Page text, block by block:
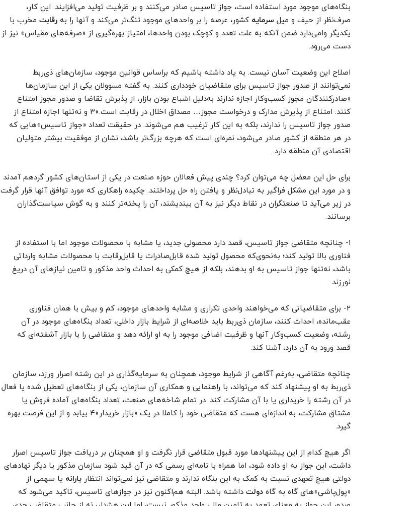
بنگاه‌های موجود مورد استفاده است، جواز تاسیس صادر می‌کنند و بر ظرفیت تولید می‌افزایند. این کار،
صرف‌نظر از حیف و میل سرمایه کشور، عرصه را بر واحدهای موجود تنگ‌تر می‌کند و آنها را به رقابت مخرب با
یکدیگر وامی‌دارد ضمن آنکه به علت تعدد و کوچک بودن واحدها، امتیاز بهره‌گیری از «صرفه‌های مقیاس» نیز از
دست می‌رود.
اصلاح این وضعیت آسان نیست. به یاد داشته باشیم که براساس قوانین موجود، سازمان‌های ذی‌ربط
نمی‌توانند از صدور جواز تاسیس برای متقاضیان خودداری کنند. به گفته مسوولان یکی از این سازمان‌ها
«صادرکنندگان مجوز کسب‌و‌کار اجازه ندارند به‌دلیل اشباع بودن بازار، از پذیرش تقاضا و صدور مجوز امتناع
کنند. امتناع از پذیرش مدارک و درخواست مجوز… مصداق اخلال در رقابت است.»۳ و نه‌تنها اجازه امتناع از
صدور جواز تاسیس را ندارند، بلکه به این کار ترغیب هم می‌شوند. در حقیقت تعداد «جواز تاسیس»‌هایی که
در هر منطقه از کشور صادر می‌شود، نمره‌ای است که هرچه بزرگ‌تر باشد، نشان از موفقیت بیشتر متولیان
اقتصادی آن منطقه دارد.
برای حل این معضل چه می‌توان کرد؟ چندی پیش فعالان حوزه صنعت در یکی از استان‌های کشور گردهم آمدند
و در مورد این مشکل فراگیر به تبادل‌نظر و یافتن راه حل پرداختند. چکیده راهکاری که مورد توافق آنها قرار گرفت
در زیر می‌آید تا صنعتگران در نقاط دیگر نیز به آن بیندیشند، آن را پخته‌تر کنند و به گوش سیاست‌گذاران
برسانند.
۱- چنانچه متقاضی جواز تاسیس، قصد دارد محصولی جدید، یا مشابه با محصولات موجود اما با استفاده از
فناوری بالا تولید کند؛ به‌نحوی‌که محصول تولید شده قابل‌صادرات یا قابل‌رقابت با محصولات مشابه وارداتی
باشد، نه‌تنها جواز تاسیس به او بدهند، بلکه از هیچ کمکی به احداث واحد مذکور و تامین نیازهای آن دریغ
نورزند.
۲- برای متقاضیانی که می‌خواهند واحدی تکراری و مشابه واحدهای موجود، کم و بیش با همان فناوری
عقب‌مانده، احداث کنند، سازمان ذی‌ربط باید خلاصه‌ای از شرایط بازار داخلی، تعداد بنگاه‌های موجود در آن
رشته، وضعیت کسب‌و‌کار آنها و ظرفیت اضافی موجود را به او ارائه دهد و متقاضی را با بازار آشفته‌ای که
قصد ورود به آن دارد، آشنا کند.
چنانچه متقاضی، به‌رغم آگاهی از شرایط موجود، همچنان به سرمایه‌گذاری در این رشته اصرار ورزد، سازمان
ذی‌ربط به او پیشنهاد کند که می‌تواند، با راهنمایی و همکاری آن سازمان، یکی از بنگاه‌های تعطیل شده یا فعال
در آن رشته را خریداری یا با آن مشارکت کند. در تمام شاخه‌های صنعت، تعداد بنگاه‌های آماده فروش یا
مشتاق مشارکت، به اندازه‌ای هست که متقاضی خود را کاملا در یک «بازار خریدار»۴ بیابد و از این فرصت بهره
گیرد.
اگر هیچ کدام از این پیشنهادها مورد قبول متقاضی قرار نگرفت و او همچنان بر دریافت جواز تاسیس اصرار
داشت، این جواز به او داده شود، اما همراه با نامه‌ای رسمی که در آن قید شود سازمان مذکور یا دیگر نهادهای
دولتی هیچ تعهدی نسبت به کمک به این بنگاه ندارند و متقاضی نیز نمی‌تواند انتظار یارانه یا سهمی از
«پول‌پاشی»‌های گاه به گاه دولت داشته باشد. البته هم‌اکنون نیز در جوازهای تاسیس، تاکید می‌شود که